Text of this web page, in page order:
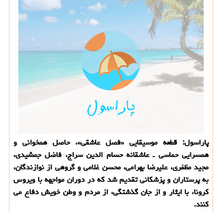
پاراسول: قطعه موسیقایی «فصل عاشقی»، حاصل همخوانی و
همسرایی حماسی ـ عاشقانه حسام الدین سراج، فاضل جمشیدی،
مجید مظفری، علیرضا بهرامی، محسن غلامی و گروهی از نوازندگان،
به پرستاران و پزشكانی تقدیم شد كه در دوران مواجهه با ویروس
كرونا، با ایثار و از جان گذشتگی، از مردم و وطن خویش دفاع می
كنند.